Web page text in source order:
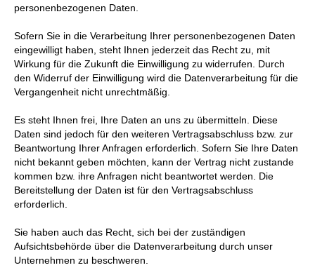
personenbezogenen Daten.
Sofern Sie in die Verarbeitung Ihrer personenbezogenen Daten
eingewilligt haben, steht Ihnen jederzeit das Recht zu, mit
Wirkung für die Zukunft die Einwilligung zu widerrufen. Durch
den Widerruf der Einwilligung wird die Datenverarbeitung für die
Vergangenheit nicht unrechtmäßig.
Es steht Ihnen frei, Ihre Daten an uns zu übermitteln. Diese
Daten sind jedoch für den weiteren Vertragsabschluss bzw. zur
Beantwortung Ihrer Anfragen erforderlich. Sofern Sie Ihre Daten
nicht bekannt geben möchten, kann der Vertrag nicht zustande
kommen bzw. ihre Anfragen nicht beantwortet werden. Die
Bereitstellung der Daten ist für den Vertragsabschluss
erforderlich.
Sie haben auch das Recht, sich bei der zuständigen
Aufsichtsbehörde über die Datenverarbeitung durch unser
Unternehmen zu beschweren.